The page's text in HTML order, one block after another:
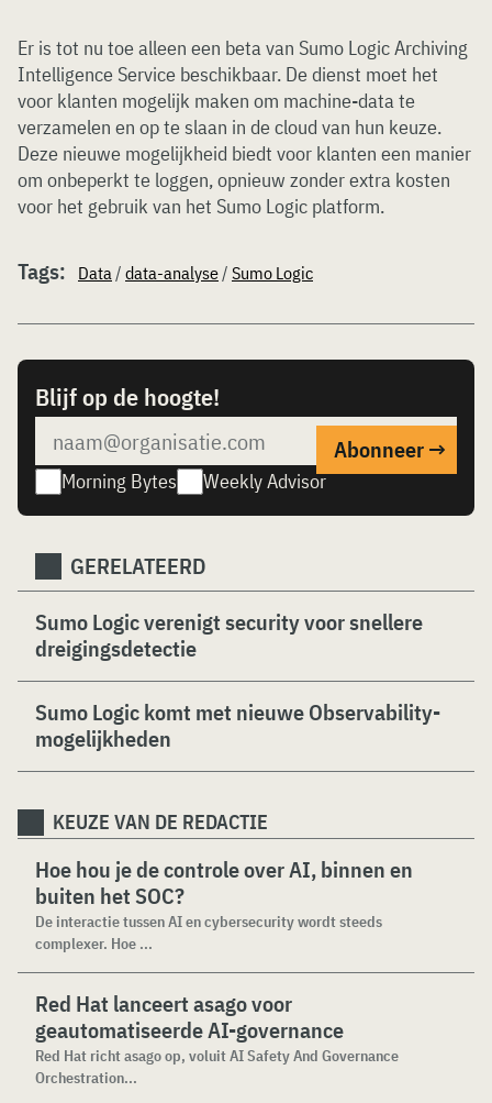
Er is tot nu toe alleen een beta van Sumo Logic Archiving
Intelligence Service beschikbaar. De dienst moet het
voor klanten mogelijk maken om machine-data te
verzamelen en op te slaan in de cloud van hun keuze.
Deze nieuwe mogelijkheid biedt voor klanten een manier
om onbeperkt te loggen, opnieuw zonder extra kosten
voor het gebruik van het Sumo Logic platform.
Tags: Data/ data-analyse/ Sumo Logic
Blijf op de hoogte!
Morning Bytes Weekly Advisor
GERELATEERD
Sumo Logic verenigt security voor snellere
dreigingsdetectie
Sumo Logic komt met nieuwe Observability-
mogelijkheden
KEUZE VAN DE REDACTIE
Hoe hou je de controle over AI, binnen en
buiten het SOC?
De interactie tussen AI en cybersecurity wordt steeds
complexer. Hoe ...
Red Hat lanceert asago voor
geautomatiseerde AI-governance
Red Hat richt asago op, voluit AI Safety And Governance
Orchestration...